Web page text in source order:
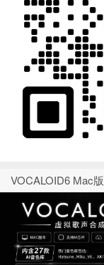
VOCALOID6 Mac